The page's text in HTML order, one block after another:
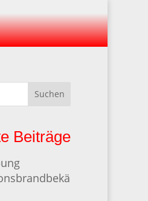
Suchen
Beiträge